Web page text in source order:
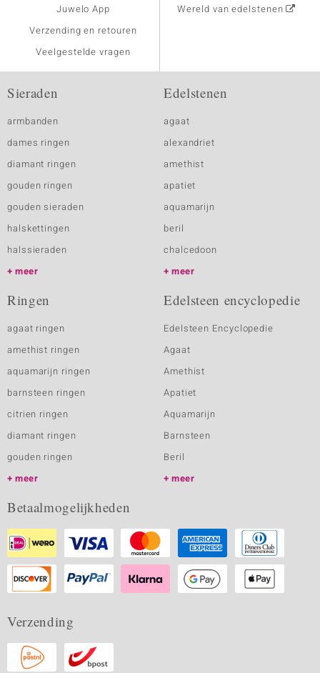
Juwelo App
Verzending en retouren
Veelgestelde vragen
Wereld van edelstenen
Sieraden
armbanden
dames ringen
diamant ringen
gouden ringen
gouden sieraden
halskettingen
halssieraden
meer
Edelstenen
agaat
alexandriet
amethist
apatiet
aquamarijn
beril
chalcedoon
meer
Ringen
agaat ringen
amethist ringen
aquamarijn ringen
barnsteen ringen
citrien ringen
diamant ringen
gouden ringen
meer
Edelsteen encyclopedie
Edelsteen Encyclopedie
Agaat
Amethist
Apatiet
Aquamarijn
Barnsteen
Beril
meer
Betaalmogelijkheden
Verzending